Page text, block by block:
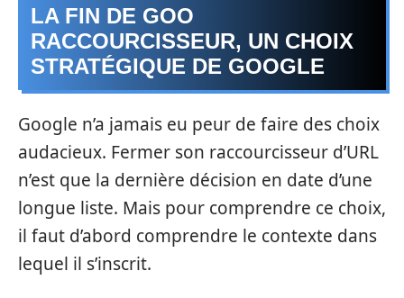
LA FIN DE GOO
RACCOURCISSEUR, UN CHOIX
STRATÉGIQUE DE GOOGLE
Google n’a jamais eu peur de faire des choix
audacieux. Fermer son raccourcisseur d’URL
n’est que la dernière décision en date d’une
longue liste. Mais pour comprendre ce choix,
il faut d’abord comprendre le contexte dans
lequel il s’inscrit.